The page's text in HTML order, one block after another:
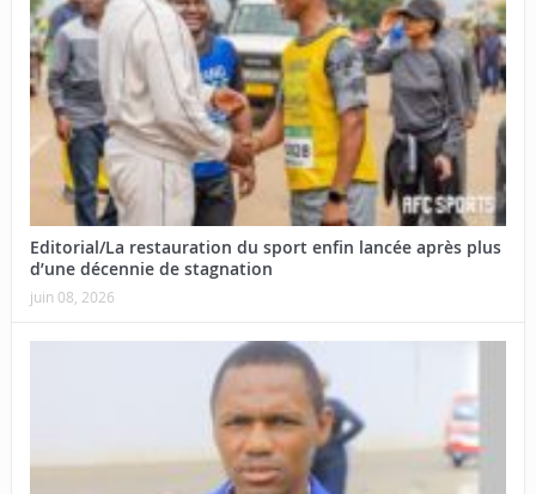
Editorial/La restauration du sport enfin lancée après plus
d’une décennie de stagnation
juin 08, 2026